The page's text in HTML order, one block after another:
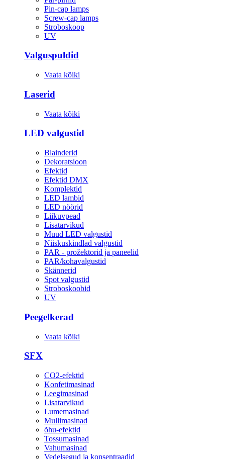
Pin-cap lamps
Screw-cap lamps
Stroboskoop
UV
Valguspuldid
Vaata kõiki
Laserid
Vaata kõiki
LED valgustid
Blainderid
Dekoratsioon
Efektid
Efektid DMX
Komplektid
LED lambid
LED nöörid
Liikuvpead
Lisatarvikud
Muud LED valgustid
Niiskuskindlad valgustid
PAR - prožektorid ja paneelid
PAR/kohavalgustid
Skännerid
Spot valgustid
Stroboskoobid
UV
Peegelkerad
Vaata kõiki
SFX
CO2-efektid
Konfetimasinad
Leegimasinad
Lisatarvikud
Lumemasinad
Mullimasinad
õhu-efektid
Tossumasinad
Vahumasinad
Vedelsegud ja konsentraadid